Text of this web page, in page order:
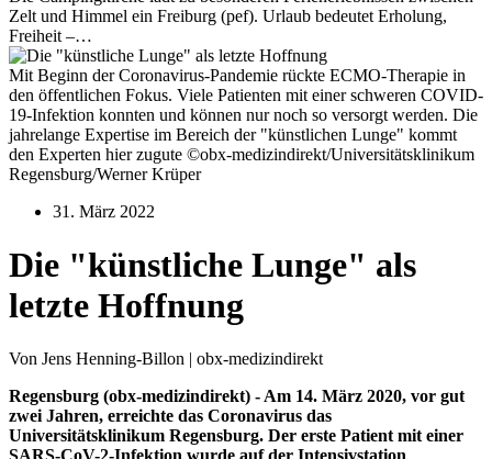
Zelt und Himmel ein Freiburg (pef). Urlaub bedeutet Erholung,
Freiheit –…
Mit Beginn der Coronavirus-Pandemie rückte ECMO-Therapie in
den öffentlichen Fokus. Viele Patienten mit einer schweren COVID-
19-Infektion konnten und können nur noch so versorgt werden. Die
jahrelange Expertise im Bereich der "künstlichen Lunge" kommt
den Experten hier zugute ©obx-medizindirekt/Universitätsklinikum
Regensburg/Werner Krüper
31. März 2022
Die "künstliche Lunge" als
letzte Hoffnung
Von Jens Henning-Billon | obx-medizindirekt
Regensburg (obx-medizindirekt) - Am 14. März 2020, vor gut
zwei Jahren, erreichte das Coronavirus das
Universitätsklinikum Regensburg. Der erste Patient mit einer